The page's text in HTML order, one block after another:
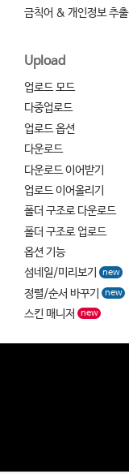
금칙어 & 개인정보 추출
Upload
업로드 모드
다중업로드
업로드 옵션
다운로드
다운로드 이어받기
업로드 이어올리기
폴더 구조로 다운로드
폴더 구조로 업로드
옵션 기능
섬네일/미리보기
new
정렬/순서 바꾸기 new
스킨 매니저 new